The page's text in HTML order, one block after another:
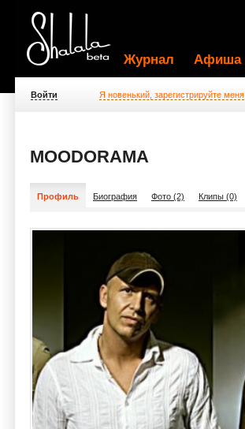
Журнал Афиша
Войти Я новенький, зарегистрируйте меня
MOODORAMA
Профиль Биография Фото (2) Клипы (0)